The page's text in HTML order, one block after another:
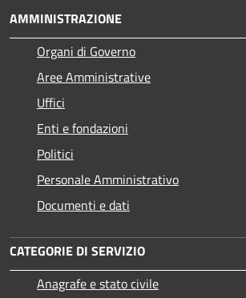
AMMINISTRAZIONE
Organi di Governo
Aree Amministrative
Uffici
Enti e fondazioni
Politici
Personale Amministrativo
Documenti e dati
CATEGORIE DI SERVIZIO
Anagrafe e stato civile